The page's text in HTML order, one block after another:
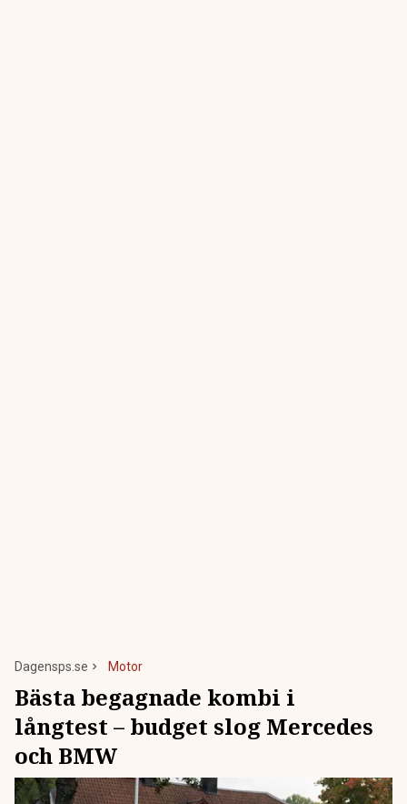
Dagensps.se Motor
Bästa begagnade kombi i
långtest – budget slog Mercedes
och BMW